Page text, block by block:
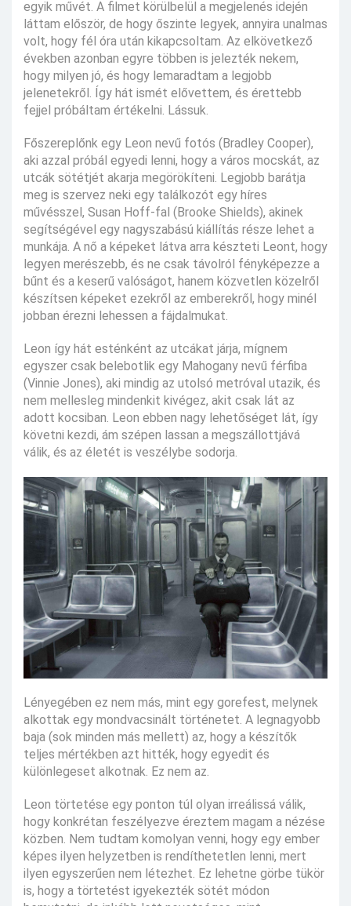
egyik művét. A filmet körülbelül a megjelenés idején
láttam először, de hogy őszinte legyek, annyira unalmas
volt, hogy fél óra után kikapcsoltam. Az elkövetkező
években azonban egyre többen is jelezték nekem,
hogy milyen jó, és hogy lemaradtam a legjobb
jelenetekről. Így hát ismét elővettem, és érettebb
fejjel próbáltam értékelni. Lássuk.
Főszereplőnk egy Leon nevű fotós (Bradley Cooper),
aki azzal próbál egyedi lenni, hogy a város mocskát, az
utcák sötétjét akarja megörökíteni. Legjobb barátja
meg is szervez neki egy találkozót egy híres
művésszel, Susan Hoff-fal (Brooke Shields), akinek
segítségével egy nagyszabású kiállítás része lehet a
munkája. A nő a képeket látva arra készteti Leont, hogy
legyen merészebb, és ne csak távolról fényképezze a
bűnt és a keserű valóságot, hanem közvetlen közelről
készítsen képeket ezekről az emberekről, hogy minél
jobban érezni lehessen a fájdalmukat.
Leon így hát esténként az utcákat járja, mígnem
egyszer csak belebotlik egy Mahogany nevű férfiba
(Vinnie Jones), aki mindig az utolsó metróval utazik, és
nem mellesleg mindenkit kivégez, akit csak lát az
adott kocsiban. Leon ebben nagy lehetőséget lát, így
követni kezdi, ám szépen lassan a megszállottjává
válik, és az életét is veszélybe sodorja.
Lényegében ez nem más, mint egy gorefest, melynek
alkottak egy mondvacsinált történetet. A legnagyobb
baja (sok minden más mellett) az, hogy a készítők
teljes mértékben azt hitték, hogy egyedit és
különlegeset alkotnak. Ez nem az.
Leon törtetése egy ponton túl olyan irreálissá válik,
hogy konkrétan feszélyezve éreztem magam a nézése
közben. Nem tudtam komolyan venni, hogy egy ember
képes ilyen helyzetben is rendíthetetlen lenni, mert
ilyen egyszerűen nem létezhet. Ez lehetne görbe tükör
is, hogy a törtetést igyekezték sötét módon